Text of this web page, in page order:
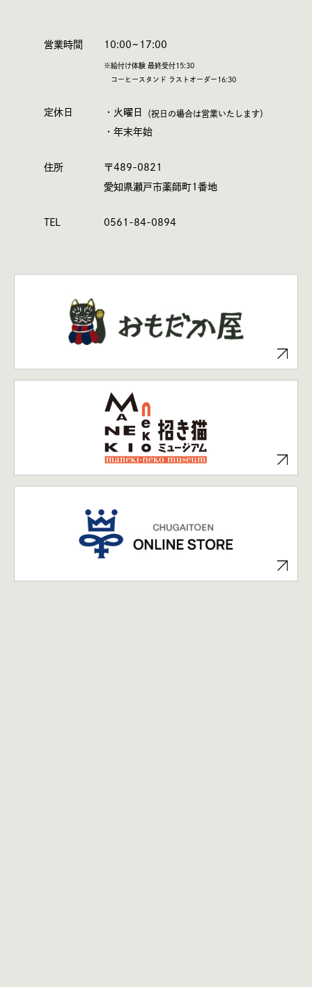
営業時間 10:00~17:00
※絵付け体験 最終受付15:30
コーヒースタンド ラストオーダー16:30
定休日 ・火曜日 （祝日の場合は営業いたします）
・年末年始
住所
〒489-0821
愛知県瀬戸市薬師町1番地
TEL 0561-84-0894